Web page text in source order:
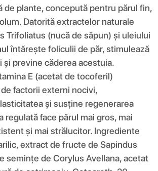
de plante, concepută pentru părul fin,
Datorită extractelor naturale
Trifoliatus (nucă de săpun) și uleiului
întărește foliculii de păr, stimulează
și previne căderea acestuia.
E (acetat de tocoferil)
factorii externi nocivi,
și susține regenerarea
regulată face părul mai gros, mai
și mai strălucitor. Ingrediente
extract de fructe de Sapindus
semințe de Corylus Avellana, acetat